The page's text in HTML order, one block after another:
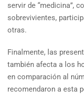
servir de “medicina”,
sobrevivientes,
otras.
Finalmente, las
también afecta a los
en comparación al
recomendaron a esta